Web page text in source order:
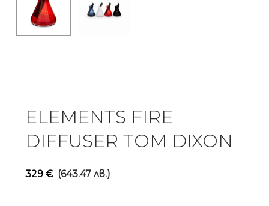
ELEMENTS FIRE
DIFFUSER TOM DIXON
329 € (643.47 лв.)